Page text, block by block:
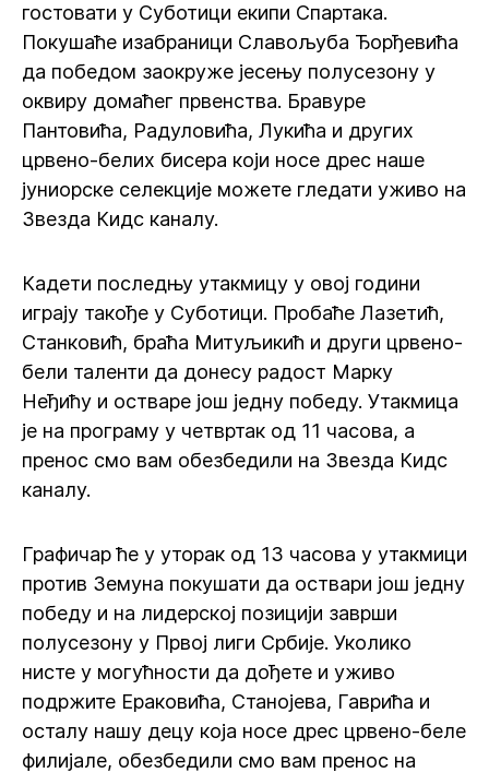
гостовати у Суботици екипи Спартака.
Покушаће изабраници Славољуба Ђорђевића
да победом заокруже јесењу полусезону у
оквиру домаћег првенства. Бравуре
Пантовића, Радуловића, Лукића и других
црвено-белих бисера који носе дрес наше
јуниорске селекције можете гледати уживо на
Звезда Кидс каналу.
Кадети последњу утакмицу у овој години
играју такође у Суботици. Пробаће Лазетић,
Станковић, браћа Митуљикић и други црвено-
бели таленти да донесу радост Марку
Неђићу и остваре још једну победу. Утакмица
је на програму у четвртак од 11 часова, а
пренос смо вам обезбедили на Звезда Кидс
каналу.
Графичар ће у уторак од 13 часова у утакмици
против Земуна покушати да оствари још једну
победу и на лидерској позицији заврши
полусезону у Првој лиги Србије. Уколико
нисте у могућности да дођете и уживо
подржите Ераковића, Станојева, Гаврића и
осталу нашу децу која носе дрес црвено-беле
филијале, обезбедили смо вам пренос на